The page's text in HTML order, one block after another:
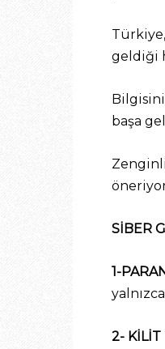
geldiği
başa
SİBER
1-
2- KİLİT